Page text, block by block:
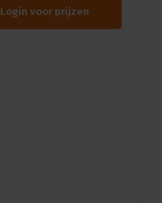
Login voor prijzen